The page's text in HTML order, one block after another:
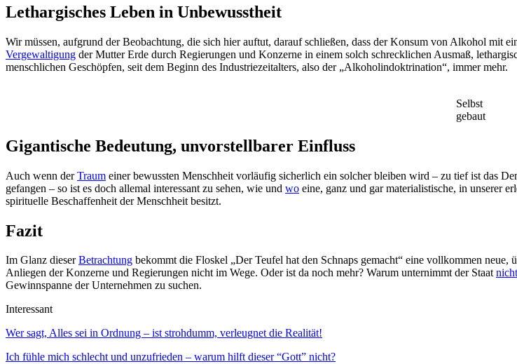
Lethargisches Leben in Unbewusstheit
Wir müssen, aufgrund der Beobachtung, die sich hier auftut, darauf schließen, dass der Konsum von Alkohol mit
Vergewaltigung der Mutter Erde durch Regierungen und Konzerne in einem solch schrecklichen Ausmaß,
menschlichen Geschöpfen, seit dem Beginn des Industriezeitalters, also der „Alkoholindoktrination“, immer mehr.
Selbst
gebaut
Gigantische Bedeutung, unvorstellbarer Einfluss
Auch wenn derTraum einer bewussten Menschheit vorläufig sicherlich ein solcher bleiben wird – zu tief ist das
gefangen – so ist es doch allemal interessant zu sehen, wie und wo eine, ganz und gar materialistische, in unserer
spirituelle Beschaffenheit der Menschheit besitzt.
Fazit
Im Glanz dieserBetrachtung bekommt die Floskel „Der Teufel hat den Schnaps gemacht“ eine vollkommen
Anliegen der Konzerne und Regierungen nicht im Wege. Oder ist da noch mehr? Warum unternimmt der Staat
Gewinnspanne der Unternehmen zu suchen.
Interessant
Wer sagt, Alles sei in Ordnung – ist strohdumm, verleugnet die Realität!
Ich fühle mich schlecht und unzufrieden – warum hilft dieser “Gott” nicht?